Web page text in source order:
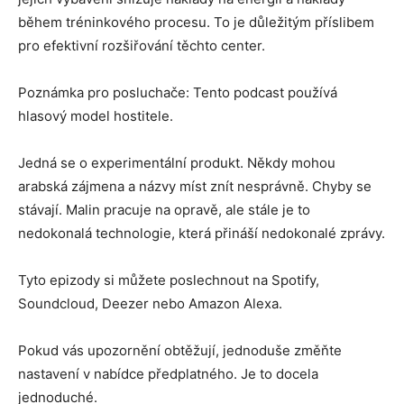
během tréninkového procesu. To je důležitým příslibem
pro efektivní rozšiřování těchto center.
Poznámka pro posluchače: Tento podcast používá
hlasový model hostitele.
Jedná se o experimentální produkt. Někdy mohou
arabská zájmena a názvy míst znít nesprávně. Chyby se
stávají. Malin pracuje na opravě, ale stále je to
nedokonalá technologie, která přináší nedokonalé zprávy.
Tyto epizody si můžete poslechnout na Spotify,
Soundcloud, Deezer nebo Amazon Alexa.
Pokud vás upozornění obtěžují, jednoduše změňte
nastavení v nabídce předplatného. Je to docela
jednoduché.